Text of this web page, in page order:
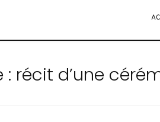
: récit d’une